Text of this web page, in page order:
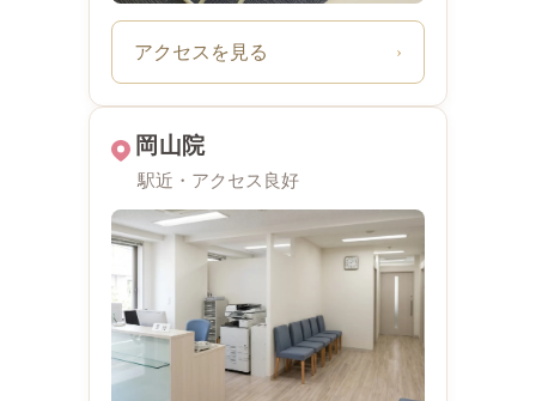
アクセスを見る ›
岡山院
駅近・アクセス良好